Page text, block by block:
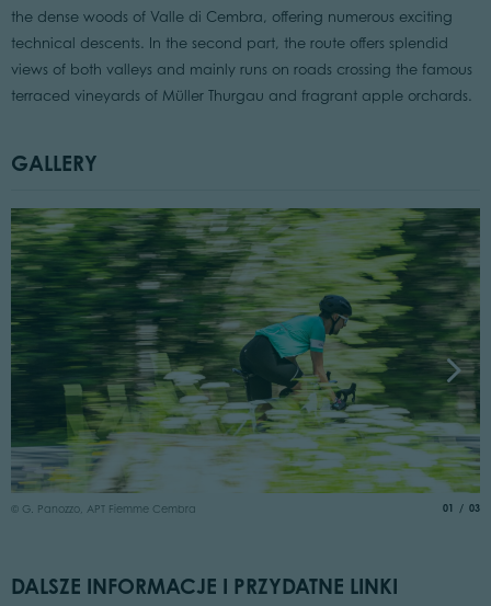
the dense woods of Valle di Cembra, offering numerous exciting
technical descents. In the second part, the route offers splendid
views of both valleys and mainly runs on roads crossing the famous
terraced vineyards of Müller Thurgau and fragrant apple orchards.
GALLERY
© G. Panozzo, APT Fiemme Cembra 01 of
03
DALSZE INFORMACJE I PRZYDATNE LINKI